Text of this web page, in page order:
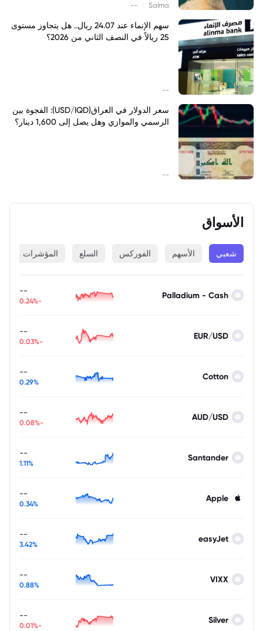
Salma
--
سهم الإنماء عند 24.07 ريال.. هل يتجاوز مستوى
25 ريالاً في النصف الثاني من 2026؟
--
سعر الدولار في العراق(USD/IQD): الفجوة بين
الرسمي والموازي وهل يصل إلى 1,600 دينار؟
--
الأسواق
شعبي الأسهم الفوركس السلع المؤشرات
Palladium - Cash
--
-0.24%
EUR/USD
--
-0.03%
Cotton
--
0.29%
AUD/USD
--
-0.08%
Santander
--
1.11%
Apple
--
0.34%
easyJet
--
3.42%
VIXX
--
0.88%
Silver
--
-0.01%